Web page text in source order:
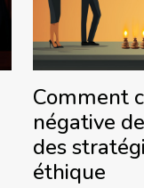
Comment
négative
des
éthique